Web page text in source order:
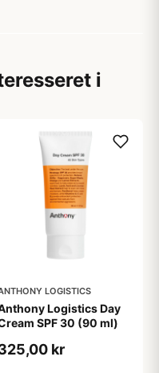
i
LOGISTICS
Logistics Day
SPF 30 (90 ml)
kr